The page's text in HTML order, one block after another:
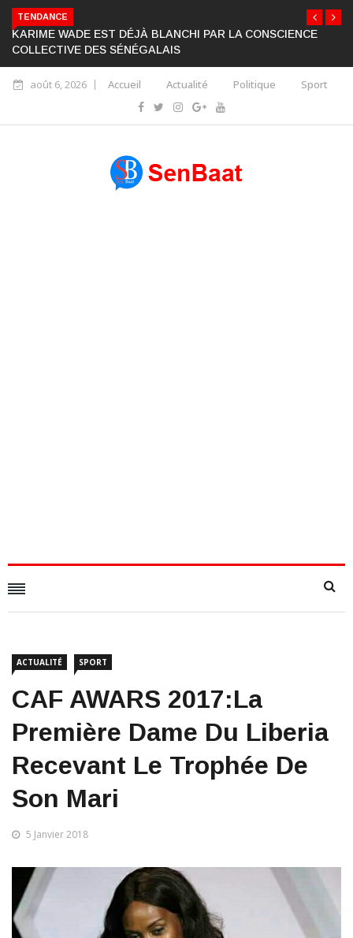
TENDANCE
KARIME WADE EST DÉJÀ BLANCHI PAR LA CONSCIENCE
COLLECTIVE DES SÉNÉGALAIS
août 6, 2026 Accueil Actualité Politique Sport
ACTUALITÉ SPORT
​CAF AWARS 2017:la
Première Dame Du Liberia
Recevant Le Trophée De
Son Mari
5 Janvier 2018